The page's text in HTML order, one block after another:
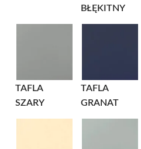
BŁĘKITNY
TAFLA
SZARY
TAFLA
GRANAT